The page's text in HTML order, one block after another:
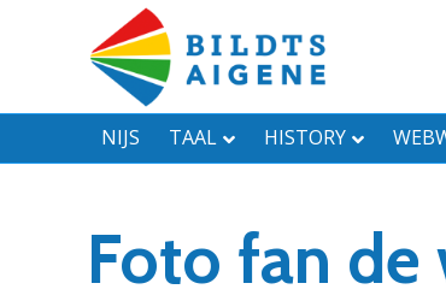
NIJS TAAL HISTORY
Foto fan de